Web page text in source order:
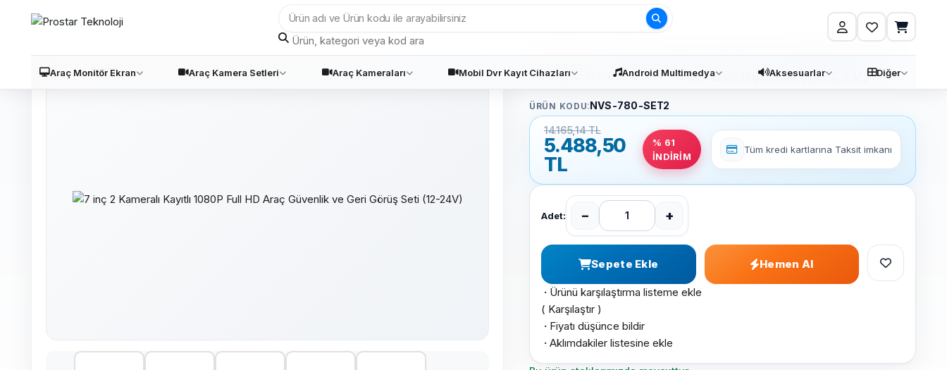
Ara
Araç Monitör Ekran Araç Kamera Setleri Araç Kameraları Mobil Dvr Kayıt Cihazları Android Multimedya Aksesuarlar Diğer
Araç Kamera Setleri
Araç Güvenlik ve Geri Görüş Seti (12-24V)
ÜRÜN KODU:NVS-780-SET2
14.165,14 TL
5.488,50
TL
% 61
İNDİRİM
Tüm kredi kartlarına Taksit imkanı
Adet: − +
Sepete Ekle Hemen Al
· Ürünü karşılaştırma listeme ekle
( Karşılaştır )
· Fiyatı düşünce bildir
· Aklımdakiler listesine ekle